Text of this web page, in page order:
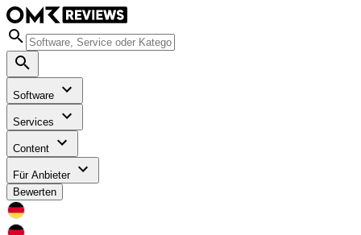
Software
Services
Content
Für Anbieter
Bewerten